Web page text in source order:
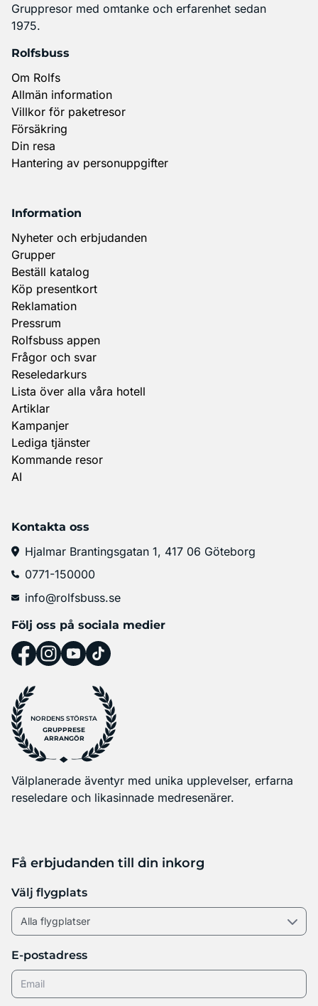
Gruppresor med omtanke och erfarenhet sedan
1975.
Rolfsbuss
Om Rolfs
Allmän information
Villkor för paketresor
Försäkring
Din resa
Hantering av personuppgifter
Information
Nyheter och erbjudanden
Grupper
Beställ katalog
Köp presentkort
Reklamation
Pressrum
Rolfsbuss appen
Frågor och svar
Reseledarkurs
Lista över alla våra hotell
Artiklar
Kampanjer
Lediga tjänster
Kommande resor
AI
Kontakta oss
Hjalmar Brantingsgatan 1, 417 06 Göteborg
0771-150000
info@rolfsbuss.se
Följ oss på sociala medier
NORDENS STÖRSTA
GRUPPRESE
ARRANGÖR
Välplanerade äventyr med unika upplevelser, erfarna
reseledare och likasinnade medresenärer.
Få erbjudanden till din inkorg
Välj flygplats
E-postadress